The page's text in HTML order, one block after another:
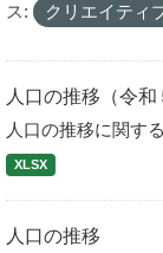
ス:
クリエイティ
人口の推移（令和
人口の推移に関す
XLSX
人口の推移